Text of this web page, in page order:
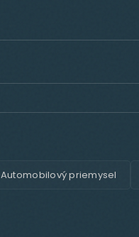
Automobilový priemysel